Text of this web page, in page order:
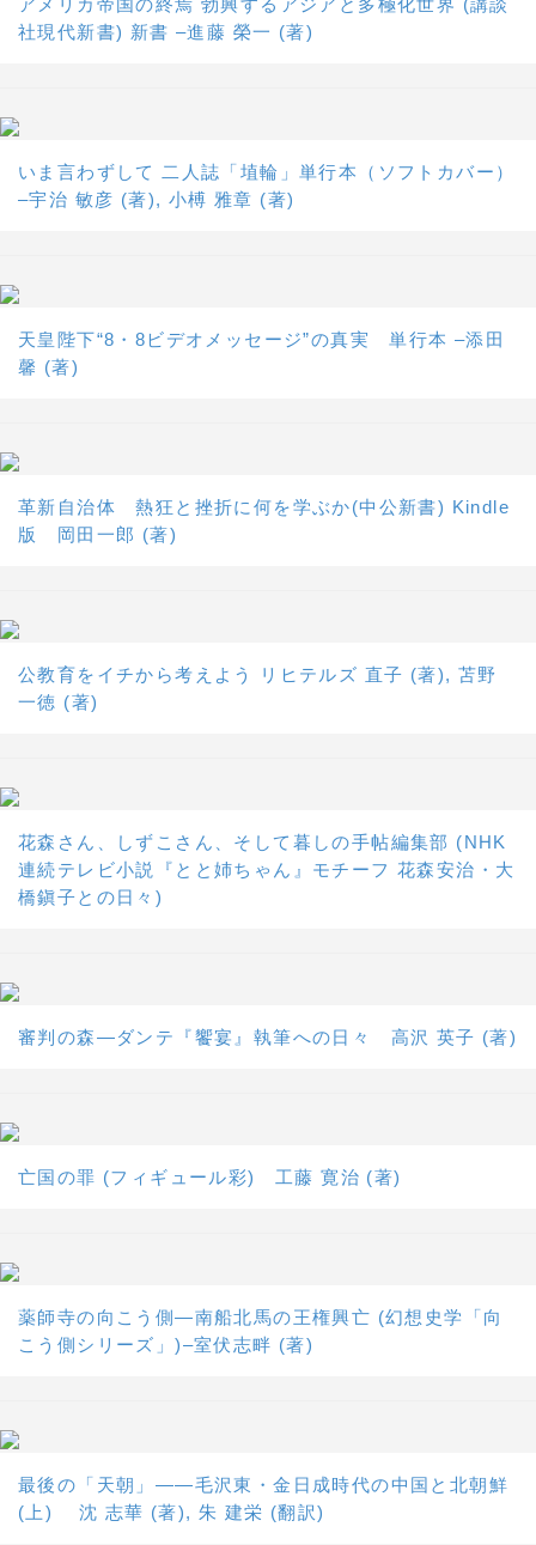
社現代新書) 新書 –進藤 榮一 (著)
いま言わずして 二人誌「埴輪」単行本（ソフトカバー）
–宇治 敏彦 (著), 小榑 雅章 (著)
天皇陛下“8・8ビデオメッセージ”の真実 単行本 –添田
馨 (著)
革新自治体 熱狂と挫折に何を学ぶか(中公新書) Kindle
版 岡田一郎 (著)
公教育をイチから考えよう リヒテルズ 直子 (著), 苫野
一徳 (著)
花森さん、しずこさん、そして暮しの手帖編集部 (NHK
連続テレビ小説『とと姉ちゃん』モチーフ 花森安治・大
橋鎭子との日々)
審判の森―ダンテ『饗宴』執筆への日々 高沢 英子 (著)
亡国の罪 (フィギュール彩) 工藤 寛治 (著)
薬師寺の向こう側―南船北馬の王権興亡 (幻想史学「向
こう側シリーズ」)–室伏志畔 (著)
最後の「天朝」――毛沢東・金日成時代の中国と北朝鮮
(上) 沈 志華 (著), 朱 建栄 (翻訳)